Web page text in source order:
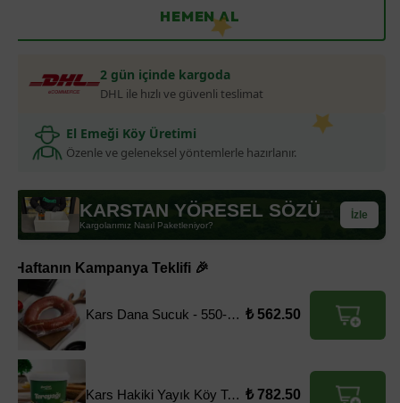
HEMEN AL
2 gün içinde kargoda
DHL ile hızlı ve güvenli teslimat
El Emeği Köy Üretimi
Özenle ve geleneksel yöntemlerle hazırlanır.
KARSTAN YÖRESEL SÖZÜ
Kargolarımız Nasıl Paketleniyor?
İzle
Haftanın Kampanya Teklifi 🎉
Kars Dana Sucuk - 550-600gr ₺ 562.50
Kars Hakiki Yayık Köy Tereyağı - 1KG ₺ 782.50